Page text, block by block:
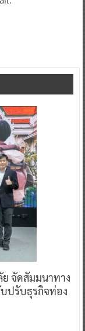
จัดสัมมนาทาง
บปรับธุรกิจท่อง